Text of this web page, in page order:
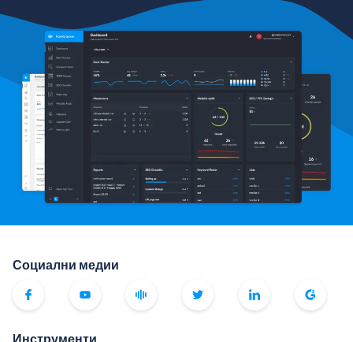
Социални медии
Инструменти